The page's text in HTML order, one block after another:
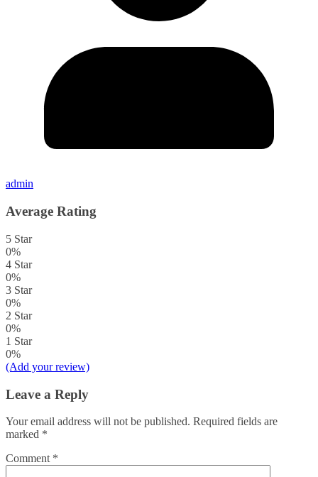
admin
Average Rating
5 Star
0%
4 Star
0%
3 Star
0%
2 Star
0%
1 Star
0%
(Add your review)
Leave a Reply
Your email address will not be published. Required fields are
marked *
Comment *